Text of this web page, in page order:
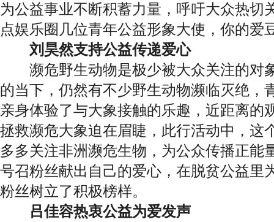
为公益事业不断积蓄力量，呼吁大众热切
点娱乐圈几位青年公益形象大使，你的爱
刘昊然支持公益传递爱心
濒危野生动物是极少被大众关注的对
的当下，仍然有不少野生动物濒临灭绝，
亲身体验了与大象接触的乐趣，近距离的
拯救濒危大象迫在眉睫，此行活动中，这
多多关注非洲濒危生物，为公众传播正能
号召粉丝献出自己的爱心，在脱贫公益里
粉丝树立了积极榜样。
吕佳容热衷公益为爱发声